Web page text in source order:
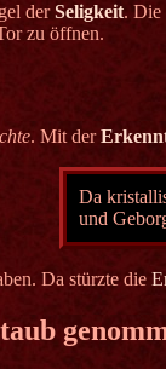
derSeligkeit. Die
zu öffnen.
. Mit der
Da
und
Da stürzte die